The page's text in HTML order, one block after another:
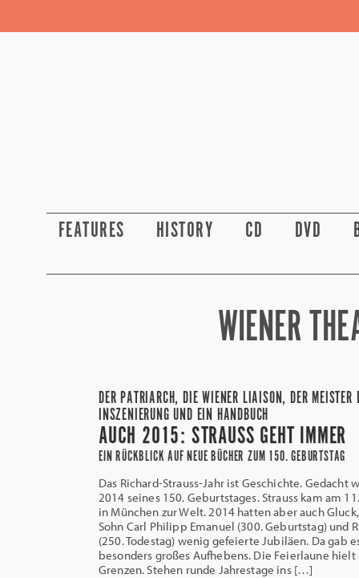
FEATURES HISTORY CD DVD
WIENER
DER PATRIARCH, DIE WIENER LIAISON, DER MEISTER
INSZENIERUNG UND EIN HANDBUCH
AUCH 2015: STRAUSS GEHT IMMER
EIN RÜCKBLICK AUF NEUE BÜCHER ZUM 150. GEBURTSTAG
Das Richard-Strauss-Jahr ist Geschichte. Gedacht
2014 seines 150. Geburtstages. Strauss kam am
in München zur Welt. 2014 hatten aber auch
Sohn Carl Philipp Emanuel (300. Geburtstag) und
(250. Todestag) wenig gefeierte Jubiläen. Da gab
besonders großes Aufhebens. Die Feierlaune hielt
Grenzen. Stehen runde Jahrestage ins […]